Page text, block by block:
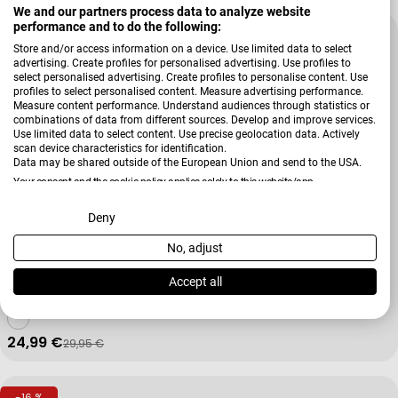
We and our partners process data to analyze website
performance and to do the following:
Store and/or access information on a device. Use limited data to select
advertising. Create profiles for personalised advertising. Use profiles to
select personalised advertising. Create profiles to personalise content. Use
profiles to select personalised content. Measure advertising performance.
Measure content performance. Understand audiences through statistics or
combinations of data from different sources. Develop and improve services.
Use limited data to select content. Use precise geolocation data. Actively
scan device characteristics for identification.
Data may be shared outside of the European Union and send to the USA.
Your consent and the cookie policy applies solely to this website/app.
View Partner List (2 IAB Vendors)
We use your data for the following purposes:
IAB processing purposes:
Deny
No, adjust
Accept all
-16 %
Sektglas-Set Vinos, 4-teilig Vinos
Verkäufer:
Zwiesel
Verkaufspreis
24,99 €
Regulärer Preis
29,95 €